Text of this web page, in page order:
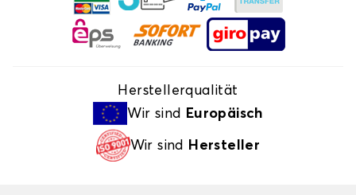
Herstellerqualität
Wir sind
Europäisch
Wir sind Hersteller